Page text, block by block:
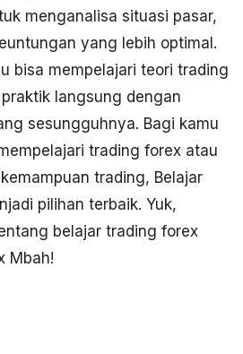
menganalisa situasi pasar,
yang lebih optimal.
bisa mempelajari teori trading
langsung dengan
sesungguhnya. Bagi kamu
trading forex atau
trading, Belajar
pilihan terbaik. Yuk,
belajar trading forex
Mbah!